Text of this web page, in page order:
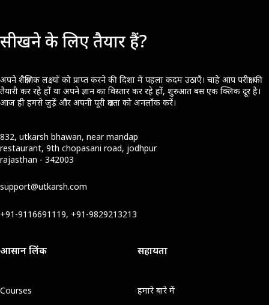
सीखने के लिए तैयार हैं?
अपने शैक्षणिक लक्ष्यों को प्राप्त करने की दिशा में पहला कदम उठाएँ। चाहे आप परीक्षा की
तैयारी कर रहे हों या अपने ज्ञान का विस्तार कर रहे हों, शुरुआत बस एक क्लिक दूर है।
आज ही हमसे जुड़ें और अपनी पूरी क्षमता को अनलॉक करें।
832, utkarsh bhawan, near mandap
restaurant, 9th chopasani road, jodhpur
rajasthan - 342003
support@utkarsh.com
+91-9116691119, +91-9829213213
आसान लिंक
Courses
सहायता
हमारे बारे में